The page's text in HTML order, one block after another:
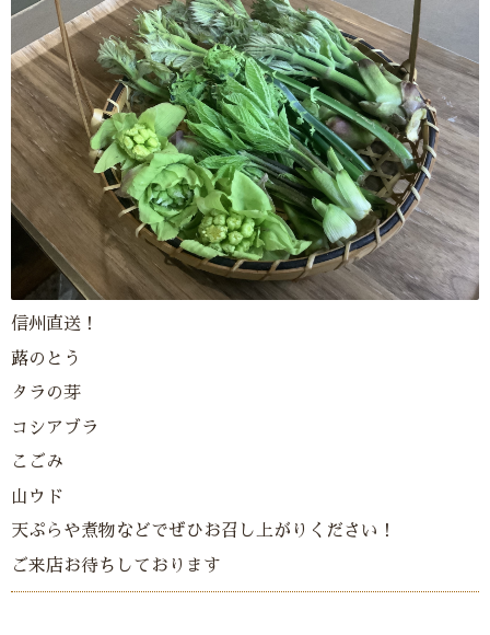
信州直送！
蕗のとう
タラの芽
コシアブラ
こごみ
山ウド
天ぷらや煮物などでぜひお召し上がりください！
ご来店お待ちしております